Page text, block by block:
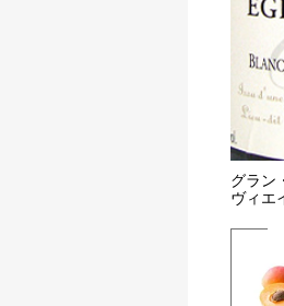
グラン
ヴィエ